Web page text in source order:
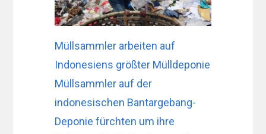
Müllsammler arbeiten auf
Indonesiens größter Mülldeponie
Müllsammler auf der
indonesischen Bantargebang-
Deponie fürchten um ihre